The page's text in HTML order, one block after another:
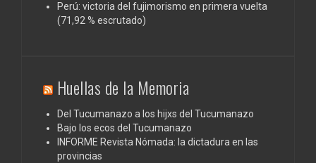
Perú: victoria del fujimorismo en primera vuelta
(71,92 % escrutado)
Huellas de la Memoria
Del Tucumanazo a los hijxs del Tucumanazo
Bajo los ecos del Tucumanazo
INFORME Revista Nómada: la dictadura en las
provincias